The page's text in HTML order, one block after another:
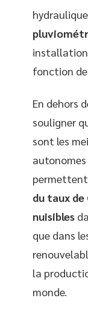
fonction
En dehors
souligner
sont les
du taux de
nuisibles
que dans
la
monde.